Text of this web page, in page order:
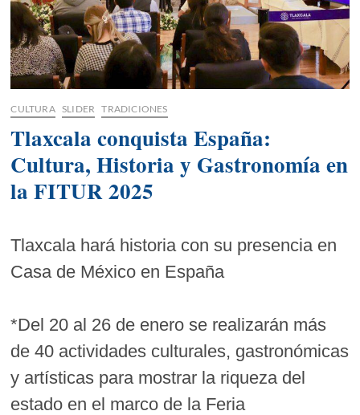
CULTURA SLIDER TRADICIONES
Tlaxcala conquista España:
Cultura, Historia y Gastronomía en
la FITUR 2025
Tlaxcala hará historia con su presencia en
Casa de México en España
*Del 20 al 26 de enero se realizarán más
de 40 actividades culturales, gastronómicas
y artísticas para mostrar la riqueza del
estado en el marco de la Feria